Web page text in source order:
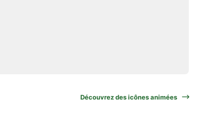
Découvrez des icônes animées